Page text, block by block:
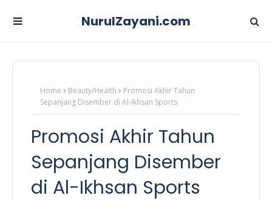
NurulZayani.com
Home Beauty/Health
Promosi Akhir Tahun
Sepanjang Disember di Al-Ikhsan Sports
Promosi Akhir Tahun
Sepanjang Disember
di Al-Ikhsan Sports